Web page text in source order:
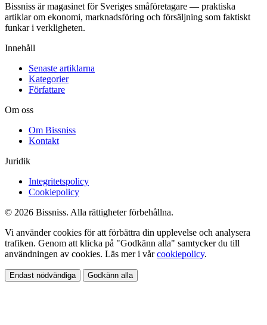
Bissniss är magasinet för Sveriges småföretagare — praktiska
artiklar om ekonomi, marknadsföring och försäljning som faktiskt
funkar i verkligheten.
Innehåll
Senaste artiklarna
Kategorier
Författare
Om oss
Om Bissniss
Kontakt
Juridik
Integritetspolicy
Cookiepolicy
© 2026 Bissniss. Alla rättigheter förbehållna.
Vi använder cookies för att förbättra din upplevelse och analysera
trafiken. Genom att klicka på "Godkänn alla" samtycker du till
användningen av cookies. Läs mer i vårcookiepolicy.
Endast nödvändiga Godkänn alla